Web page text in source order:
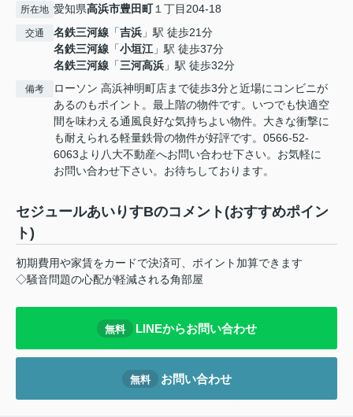
所在地 愛知県高浜市豊田町１丁目204-18
交通 名鉄三河線 「吉浜 」駅 徒歩21分
名鉄三河線 「小垣江」駅 徒歩37分
名鉄三河線 「三河高浜 」駅 徒歩32分
備考
ローソン 高浜神明町店まで徒歩3分と近場にコンビニが
あるのもポイント。最上階の物件です。いつでも快適空
間を味わえる通風良好な気持ちよい物件。大きな衝撃に
も耐えられる軽量鉄骨の物件が好評です。0566-52-
6063より八大不動産へお問い合わせ下さい。お気軽に
お問い合わせ下さい。お待ちしております。
セジュールあいりすBのコメント(おすすめポイン
ト)
初期費用や家賃をカードで決済可、ポイント加算できます
◇騒音問題の心配が軽減される角部屋
無料 LINEからお問い合わせ
無料 お問い合わせ